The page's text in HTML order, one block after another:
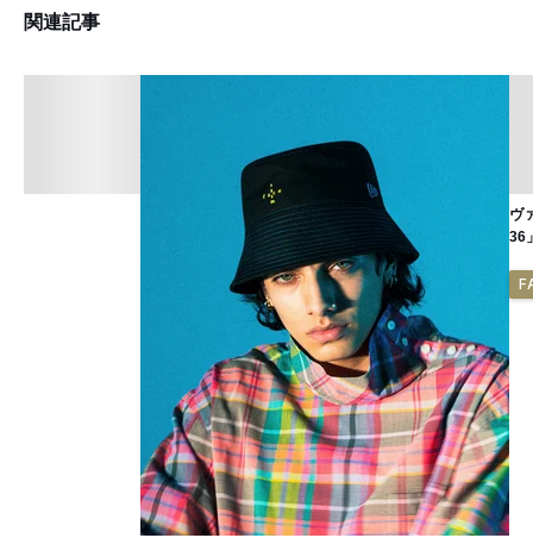
関連記事
ヴ
36